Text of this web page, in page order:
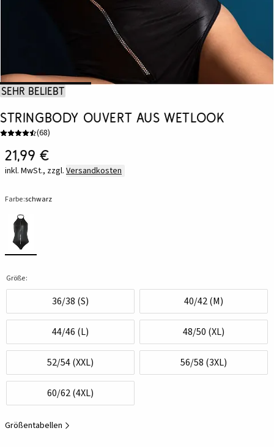
Sehr beliebt
Stringbody ouvert aus Wetlook
(68)
21,99 €
inkl. MwSt., zzgl. Versandkosten
Farbe:schwarz
Größe:
36/38 (S) 40/42 (M)
44/46 (L) 48/50 (XL)
52/54 (XXL) 56/58 (3XL)
60/62 (4XL)
Größentabellen